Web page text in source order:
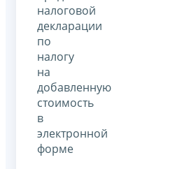
налоговой
декларации
по
налогу
на
добавленную
стоимость
в
электронной
форме